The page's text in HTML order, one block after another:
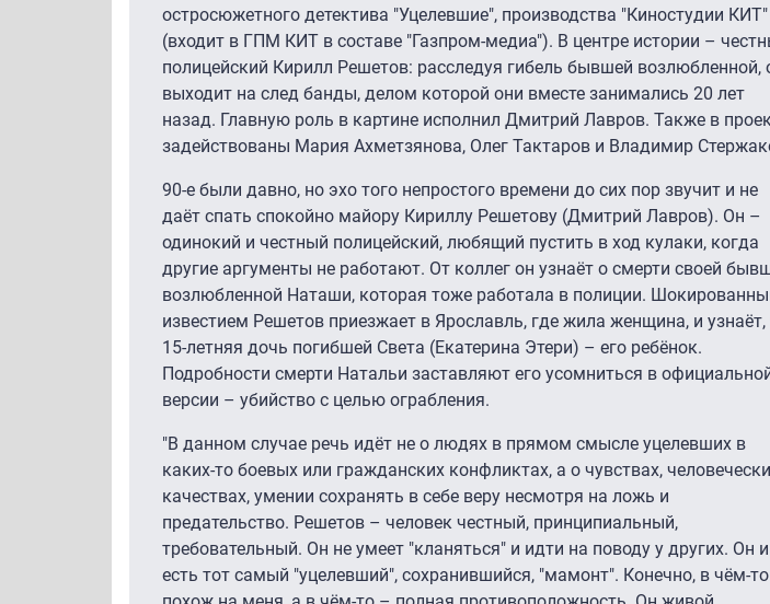
остросюжетного детектива "Уцелевшие", производства "Киностудии КИТ"
(входит в ГПМ КИТ в составе "Газпром-медиа"). В центре истории –
полицейский Кирилл Решетов: расследуя гибель бывшей возлюбленной,
выходит на след банды, делом которой они вместе занимались 20 лет
назад. Главную роль в картине исполнил Дмитрий Лавров. Также в
задействованы Мария Ахметзянова, Олег Тактаров и Владимир
90-е были давно, но эхо того непростого времени до сих пор звучит и не
даёт спать спокойно майору Кириллу Решетову (Дмитрий Лавров). Он –
одинокий и честный полицейский, любящий пустить в ход кулаки, когда
другие аргументы не работают. От коллег он узнаёт о смерти своей
возлюбленной Наташи, которая тоже работала в полиции.
известием Решетов приезжает в Ярославль, где жила женщина, и узнаёт,
15-летняя дочь погибшей Света (Екатерина Этери) – его ребёнок.
Подробности смерти Натальи заставляют его усомниться в
версии – убийство с целью ограбления.
"В данном случае речь идёт не о людях в прямом смысле уцелевших в
каких-то боевых или гражданских конфликтах, а о чувствах,
качествах, умении сохранять в себе веру несмотря на ложь и
предательство. Решетов – человек честный, принципиальный,
требовательный. Он не умеет "кланяться" и идти на поводу у других. Он и
есть тот самый "уцелевший", сохранившийся, "мамонт". Конечно, в чём-